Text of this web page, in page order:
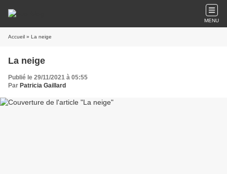
MENU
Accueil » La neige
La neige
Publié le 29/11/2021 à 05:55
Par Patricia Gaillard